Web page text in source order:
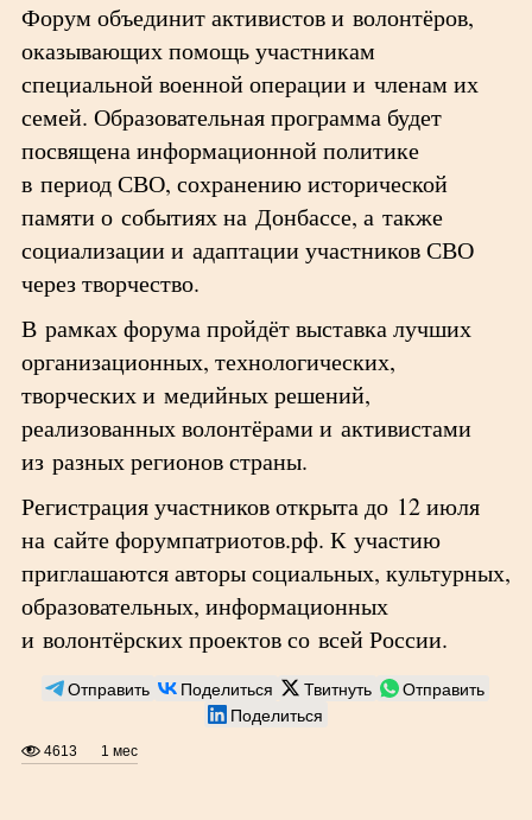
Форум объединит активистов и волонтёров,
оказывающих помощь участникам
специальной военной операции и членам их
семей. Образовательная программа будет
посвящена информационной политике
в период СВО, сохранению исторической
памяти о событиях на Донбассе, а также
социализации и адаптации участников СВО
через творчество.
В рамках форума пройдёт выставка лучших
организационных, технологических,
творческих и медийных решений,
реализованных волонтёрами и активистами
из разных регионов страны.
Регистрация участников открыта до 12 июля
на сайте форумпатриотов.рф. К участию
приглашаются авторы социальных, культурных,
образовательных, информационных
и волонтёрских проектов со всей России.
Отправить Поделиться Твитнуть
Отправить
Поделиться
4613 1 мес